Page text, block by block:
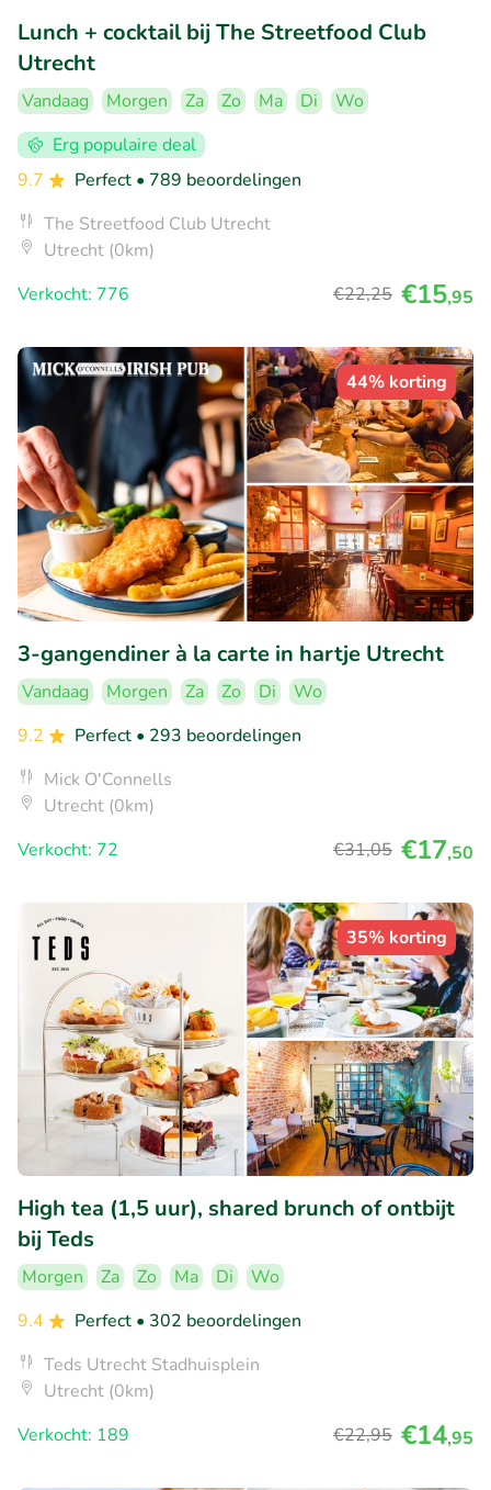
Lunch + cocktail bij The Streetfood Club
Utrecht
Vandaag Morgen Za Zo Ma Di
Wo
Erg populaire deal
9.7
Perfect • 789 beoordelingen
The Streetfood Club Utrecht
Utrecht (0km)
Verkocht: 776
€22,25 €15,95
44% korting
3-gangendiner à la carte in hartje Utrecht
Vandaag Morgen Za Zo Di
Wo
9.2
Perfect • 293 beoordelingen
Mick O'Connells
Utrecht (0km)
Verkocht: 72
€31,05 €17,50
35% korting
High tea (1,5 uur), shared brunch of ontbijt
bij Teds
Morgen Za Zo Ma Di
Wo
9.4
Perfect • 302 beoordelingen
Teds Utrecht Stadhuisplein
Utrecht (0km)
Verkocht: 189
€22,95 €14,95